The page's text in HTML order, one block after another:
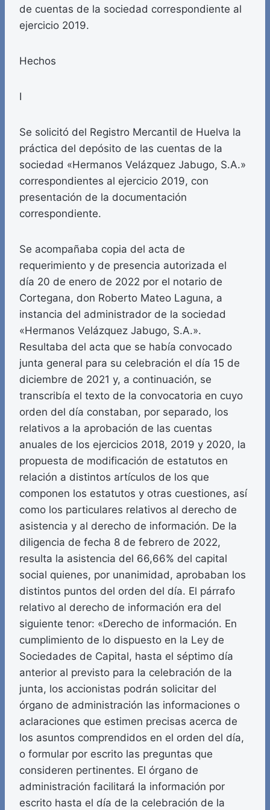
de cuentas de la sociedad correspondiente al
ejercicio 2019.
Hechos
I
Se solicitó del Registro Mercantil de Huelva la
práctica del depósito de las cuentas de la
sociedad «Hermanos Velázquez Jabugo, S.A.»
correspondientes al ejercicio 2019, con
presentación de la documentación
correspondiente.
Se acompañaba copia del acta de
requerimiento y de presencia autorizada el
día 20 de enero de 2022 por el notario de
Cortegana, don Roberto Mateo Laguna, a
instancia del administrador de la sociedad
«Hermanos Velázquez Jabugo, S.A.».
Resultaba del acta que se había convocado
junta general para su celebración el día 15 de
diciembre de 2021 y, a continuación, se
transcribía el texto de la convocatoria en cuyo
orden del día constaban, por separado, los
relativos a la aprobación de las cuentas
anuales de los ejercicios 2018, 2019 y 2020, la
propuesta de modificación de estatutos en
relación a distintos artículos de los que
componen los estatutos y otras cuestiones, así
como los particulares relativos al derecho de
asistencia y al derecho de información. De la
diligencia de fecha 8 de febrero de 2022,
resulta la asistencia del 66,66% del capital
social quienes, por unanimidad, aprobaban los
distintos puntos del orden del día. El párrafo
relativo al derecho de información era del
siguiente tenor: «Derecho de información. En
cumplimiento de lo dispuesto en la Ley de
Sociedades de Capital, hasta el séptimo día
anterior al previsto para la celebración de la
junta, los accionistas podrán solicitar del
órgano de administración las informaciones o
aclaraciones que estimen precisas acerca de
los asuntos comprendidos en el orden del día,
o formular por escrito las preguntas que
consideren pertinentes. El órgano de
administración facilitará la información por
escrito hasta el día de la celebración de la